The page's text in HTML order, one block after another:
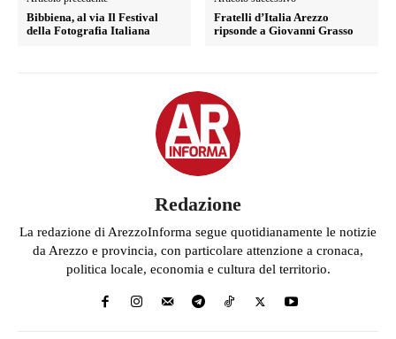
Bibbiena, al via Il Festival
della Fotografia Italiana
Fratelli d’Italia Arezzo
ripsonde a Giovanni Grasso
Redazione
La redazione di ArezzoInforma segue quotidianamente le notizie
da Arezzo e provincia, con particolare attenzione a cronaca,
politica locale, economia e cultura del territorio.